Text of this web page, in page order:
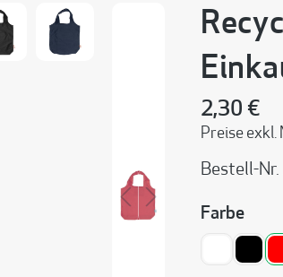
2,30 €
Preise exkl.
Bestell-Nr.
Farbe
weiß